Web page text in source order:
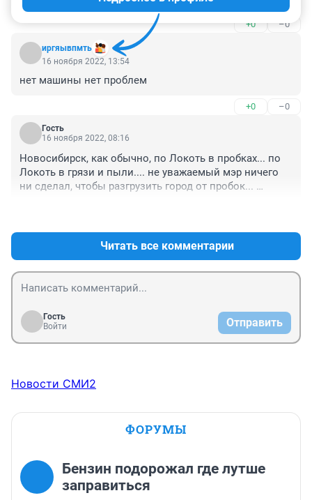
+0 –0
иргяывпмть
16 ноября 2022, 13:54
нет машины нет проблем
+0 –0
Гость
16 ноября 2022, 08:16
Новосибирск, как обычно, по Локоть в пробках... по
Локоть в грязи и пыли.... не уважаемый мэр ничего
ни сделал, чтобы разгрузить город от пробок...
Читать все комментарии
Гость
Войти
Отправить
Новости СМИ2
ФОРУМЫ
Бензин подорожал где лутше
заправиться